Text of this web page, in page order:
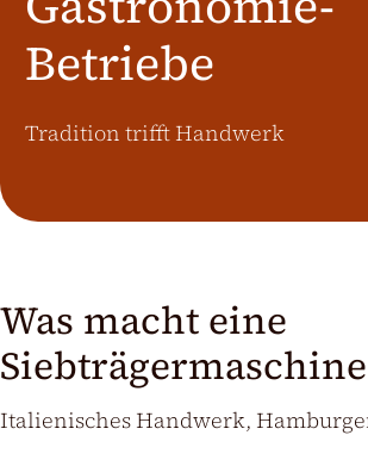
Betriebe
Tradition trifft Handwerk
Was macht eine
Siebträgermaschine
Italienisches Handwerk,